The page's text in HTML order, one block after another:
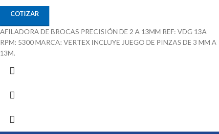
COTIZAR
AFILADORA DE BROCAS PRECISIÓN DE 2 A 13MM REF: VDG 13A
RPM: 5300 MARCA: VERTEX INCLUYE JUEGO DE PINZAS DE 3 MM A
13M.